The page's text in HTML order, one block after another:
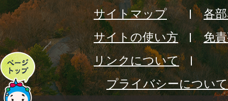
ペ
ー
サイトマップ
各
サイトの使い方
免
リンクについて
プライバシーについて